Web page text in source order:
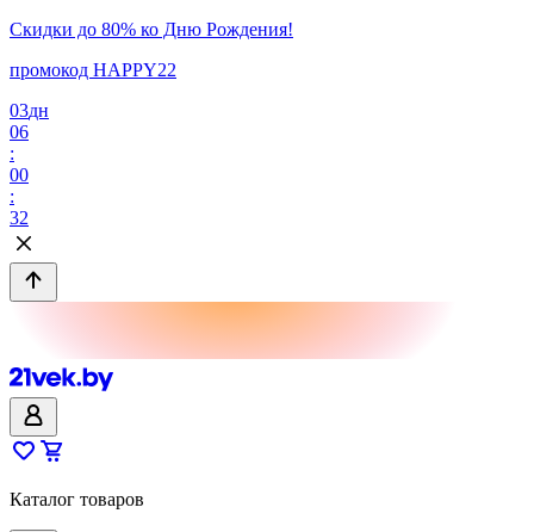
Скидки до 80% ко Дню Рождения!
промокод HAPPY22
03дн
06
:
00
:
32
Каталог товаров